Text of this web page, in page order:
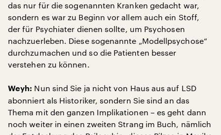
das nur für die sogenannten Kranken gedacht war,
sondern es war zu Beginn vor allem auch ein Stoff,
der für Psychiater dienen sollte, um Psychosen
nachzuerleben. Diese sogenannte „Modellpsychose“
durchzumachen und so die Patienten besser
verstehen zu können.
Weyh: Nun sind Sie ja nicht von Haus aus auf LSD
abonniert als Historiker, sondern Sie sind an das
Thema mit den ganzen Implikationen – es geht dann
noch weiter in einen zweiten Strang im Buch, nämlich